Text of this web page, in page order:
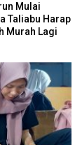
Mulai
Taliabu Harap
Murah Lagi